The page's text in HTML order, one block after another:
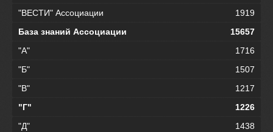
"ВЕСТИ" Ассоциации
1919
База знаний Ассоциации
15657
"А"
1716
"Б"
1507
"В"
1217
"Г"
1226
"Д"
1438